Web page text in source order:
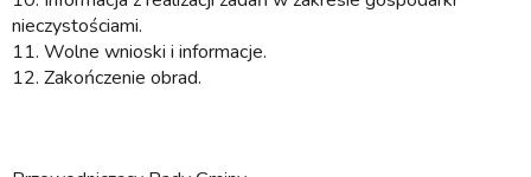
nieczystościami.
11. Wolne wnioski i informacje.
12. Zakończenie obrad.